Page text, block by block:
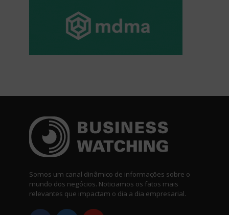
Somos um canal dinâmico de informações sobre o
mundo dos negócios. Noticiamos os fatos mais
relevantes que impactam o dia a dia empresarial.